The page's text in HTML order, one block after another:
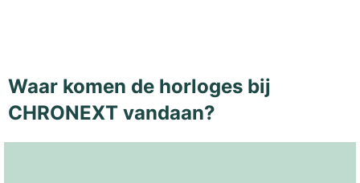
Waar komen de horloges bij
CHRONEXT vandaan?